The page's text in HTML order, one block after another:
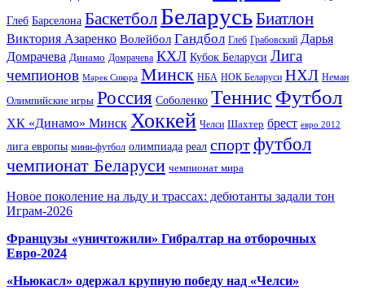
Глеб Барселона Баскетбол БеларусьБиатлон
Виктория Азаренко Волейбол Гандбол Глеб Грабовский Дарья
Домрачева Динамо Домрачева КХЛ Кубок Беларуси Лига
чемпионов Марек Сикора Минск НБА НОК Беларуси НХЛ Неман
Олимпийские игры Россия Соболенко Теннис Футбол
ХК «Динамо» Минск Хоккей Челси Шахтер брест евро 2012
лига европы мини-футбол олимпиада реал спортфутбол
чемпионат Беларуси чемпионат мира
Новое поколение на льду и трассах: дебютанты задали тон
Играм-2026
Французы «уничтожили» Гибралтар на отборочных
Евро-2024
«Ньюкасл» одержал крупную победу над «Челси»